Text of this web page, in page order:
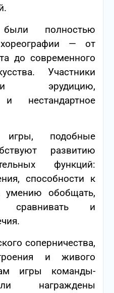
полностью
— от
до современного
Участники
эрудицию,
нестандартное
игры, подобные
развитию
функций:
способности к
умению обобщать,
сравнивать и
соперничества,
и живого
игры команды-
награждены